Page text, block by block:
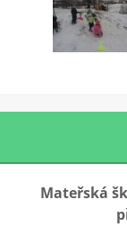
Mateřská